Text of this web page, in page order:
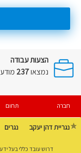
הצעות עבודה
נמצאו237
חברה תחום
נגריית דהן יעקב נגרים
דרוש עובד כללי בעל